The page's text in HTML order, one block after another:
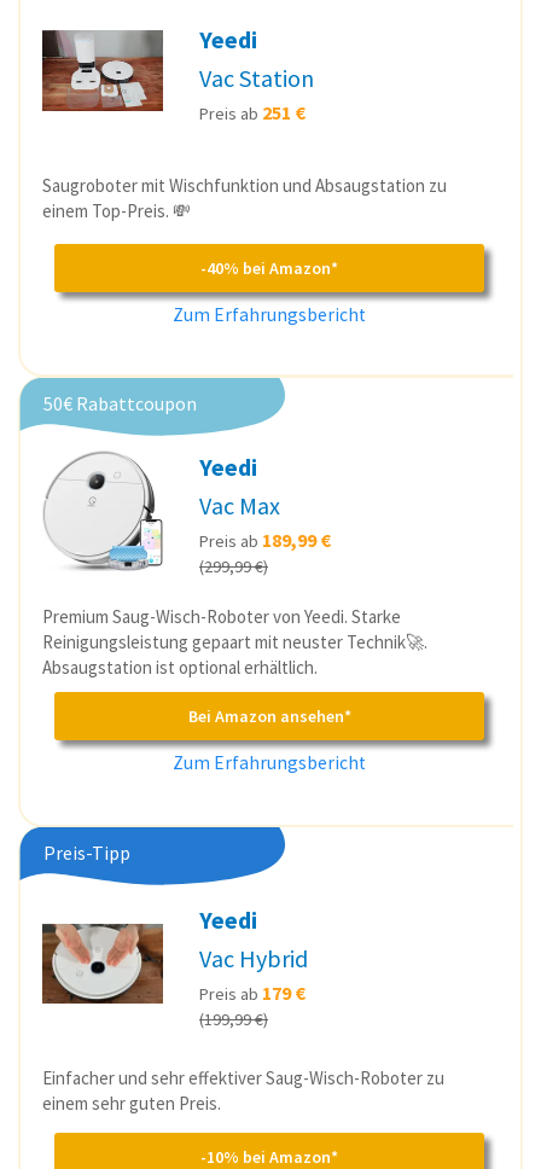
Yeedi
Vac Station
Preis ab 251 €
Saugroboter mit Wischfunktion und Absaugstation zu
einem Top-Preis. 💸
-40% bei Amazon*
Zum Erfahrungsbericht
50€ Rabattcoupon
Yeedi
Vac Max
Preis ab 189,99 €
(299,99 €)
Premium Saug-Wisch-Roboter von Yeedi. Starke
Reinigungsleistung gepaart mit neuster Technik🚀.
Absaugstation ist optional erhältlich.
Bei Amazon ansehen*
Zum Erfahrungsbericht
Preis-Tipp
Yeedi
Vac Hybrid
Preis ab 179 €
(199,99 €)
Einfacher und sehr effektiver Saug-Wisch-Roboter zu
einem sehr guten Preis.
-10% bei Amazon*